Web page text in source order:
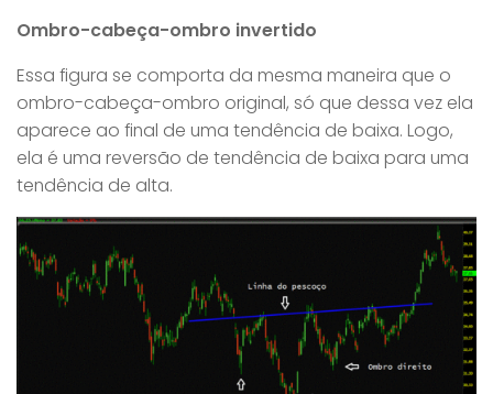
Ombro-cabeça-ombro invertido
Essa figura se comporta da mesma maneira que o
ombro-cabeça-ombro original, só que dessa vez ela
aparece ao final de uma tendência de baixa. Logo,
ela é uma reversão de tendência de baixa para uma
tendência de alta.